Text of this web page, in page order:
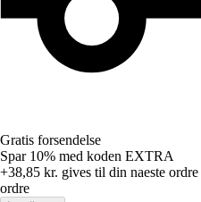
Gratis forsendelse
Spar 10% med koden EXTRA
+38,85 kr. gives til din naeste ordre
ordre